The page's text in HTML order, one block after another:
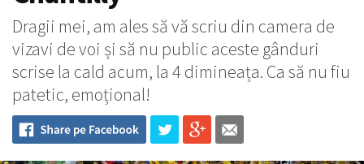
Dragii mei, am ales să vă scriu din camera de
vizavi de voi și să nu public aceste gânduri
scrise la cald acum, la 4 dimineața. Ca să nu fiu
patetic, emoțional!